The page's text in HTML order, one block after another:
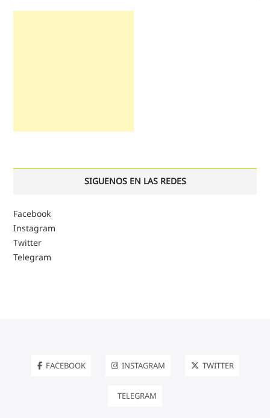
SIGUENOS EN LAS REDES
Facebook
Instagram
Twitter
Telegram
FACEBOOK INSTAGRAM TWITTER
TELEGRAM